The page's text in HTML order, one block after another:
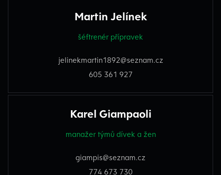
Martin Jelínek
šéftrenér přípravek
jelinekmartin1892@seznam.cz
605 361 927
Karel Giampaoli
manažer týmů dívek a žen
giampis@seznam.cz
774 673 730